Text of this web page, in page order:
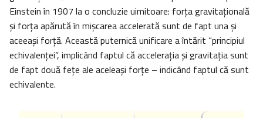
Einstein în 1907 la o concluzie uimitoare: forţa gravitaţională
şi forţa apărută în mişcarea accelerată sunt de fapt una şi
aceeaşi forţă. Această puternică unificare a întărit “principiul
echivalenţei”, implicând faptul că acceleraţia şi gravitaţia sunt
de fapt două feţe ale aceleaşi forţe – indicând faptul că sunt
echivalente.